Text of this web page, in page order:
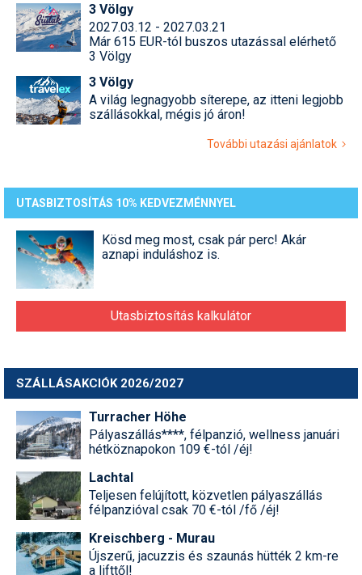
Sícipő
Sífelszerelés
Sífutás
Síléc
Síszerviz
Sítechnika
Snowboardfelszerelés
Sportorvos
Szakértők
Szánkó
Szótárak
Telemark
Téli sportok
3 Völgy
2027.03.12 - 2027.03.21
Már 615 EUR-tól buszos utazással elérhető
3 Völgy
3 Völgy
A világ legnagyobb síterepe, az itteni legjobb
szállásokkal, mégis jó áron!
További utazási ajánlatok
UTASBIZTOSÍTÁS 10% KEDVEZMÉNNYEL
Kösd meg most, csak pár perc! Akár
aznapi induláshoz is.
Utasbiztosítás kalkulátor
SZÁLLÁSAKCIÓK 2026/2027
Turracher Höhe
Pályaszállás****, félpanzió, wellness januári
hétköznapokon 109 €-tól /éj!
Lachtal
Teljesen felújított, közvetlen pályaszállás
félpanzióval csak 70 €-tól /fő /éj!
Kreischberg - Murau
Újszerű, jacuzzis és szaunás hütték 2 km-re
a lifttől!